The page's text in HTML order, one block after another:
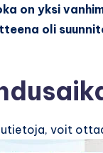
on yksi
oli
voit